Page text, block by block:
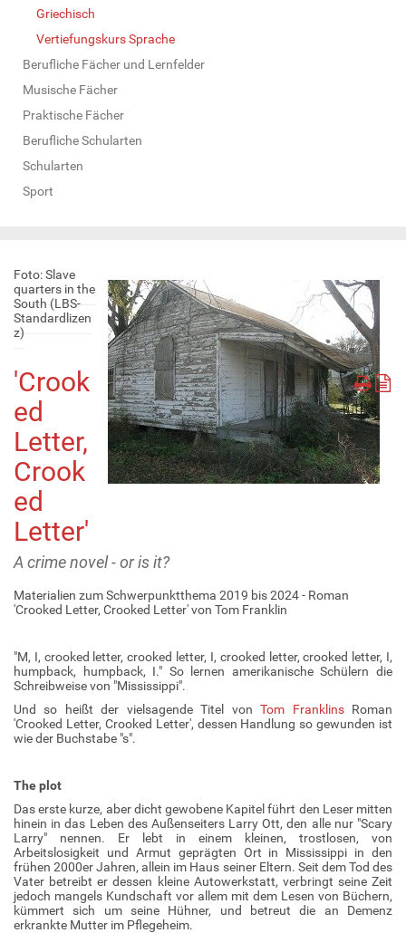
Griechisch
Vertiefungskurs Sprache
Berufliche Fächer und Lernfelder
Musische Fächer
Praktische Fächer
Berufliche Schularten
Schularten
Sport
Foto: Slave
quarters in the
South (LBS-
Standardlizen
z)
'Crook
ed
Letter,
Crook
ed
Letter'
A crime novel - or is it?
Materialien zum Schwerpunktthema 2019 bis 2024 - Roman
'Crooked Letter, Crooked Letter' von Tom Franklin
"M, I, crooked letter, crooked letter, I, crooked letter, crooked letter, I,
humpback, humpback, I." So lernen amerikanische Schülern die
Schreibweise von "Mississippi".
Und so heißt der vielsagende Titel vonTom FranklinsRoman
'Crooked Letter, Crooked Letter', dessen Handlung so gewunden ist
wie der Buchstabe "s".
The plot
Das erste kurze, aber dicht gewobene Kapitel führt den Leser mitten
hinein in das Leben des Außenseiters Larry Ott, den alle nur "Scary
Larry" nennen. Er lebt in einem kleinen, trostlosen, von
Arbeitslosigkeit und Armut geprägten Ort in Mississippi in den
frühen 2000er Jahren, allein im Haus seiner Eltern. Seit dem Tod des
Vater betreibt er dessen kleine Autowerkstatt, verbringt seine Zeit
jedoch mangels Kundschaft vor allem mit dem Lesen von Büchern,
kümmert sich um seine Hühner, und betreut die an Demenz
erkrankte Mutter im Pflegeheim.